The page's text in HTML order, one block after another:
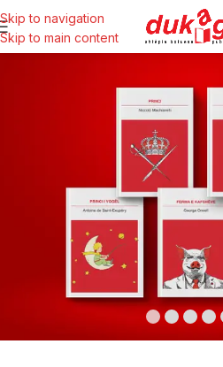
Skip to navigation
Skip to main content